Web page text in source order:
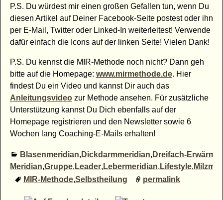
P.S. Du würdest mir einen großen Gefallen tun, wenn Du
diesen Artikel auf Deiner Facebook-Seite postest oder ihn
per E-Mail, Twitter oder Linked-In weiterleitest! Verwende
dafür einfach die Icons auf der linken Seite! Vielen Dank!
P.S. Du kennst die MIR-Methode noch nicht? Dann geh
bitte auf die Homepage: www.mirmethode.de. Hier
findest Du ein Video und kannst Dir auch das
Anleitungsvideozur Methode ansehen. Für zusätzliche
Unterstützung kannst Du Dich ebenfalls auf der
Homepage registrieren und den Newsletter sowie 6
Wochen lang Coaching-E-Mails erhalten!
Blasenmeridian, Dickdarmmeridian, Dreifach-Erwärmer
Meridian,Gruppe, Leader, Lebermeridian, Lifestyle,
MIR-Methode,Selbstheilung permalink